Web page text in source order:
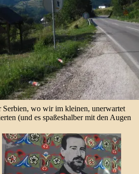
Serbien, wo wir im kleinen, unerwartet
(und es spaßeshalber mit den Augen